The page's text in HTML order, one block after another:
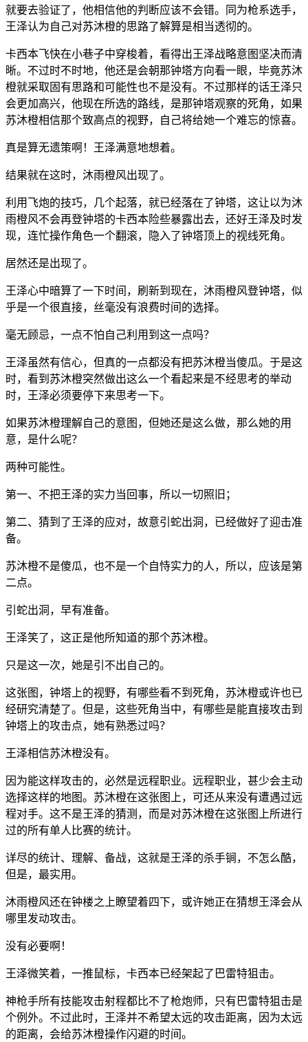
就要去验证了，他相信他的判断应该不会错。同为枪系选手，
王泽认为自己对苏沐橙的思路了解算是相当透彻的。
卡西本飞快在小巷子中穿梭着，看得出王泽战略意图坚决而清
晰。不过时不时地，他还是会朝那钟塔方向看一眼，毕竟苏沐
橙就采取固有思路和可能性也不是没有。不过那样的话王泽只
会更加高兴，他现在所选的路线，是那钟塔观察的死角，如果
苏沐橙相信那个致高点的视野，自己将给她一个难忘的惊喜。
真是算无遗策啊！王泽满意地想着。
结果就在这时，沐雨橙风出现了。
利用飞炮的技巧，几个起落，就已经落在了钟塔，这让以为沐
雨橙风不会再登钟塔的卡西本险些暴露出去，还好王泽及时发
现，连忙操作角色一个翻滚，隐入了钟塔顶上的视线死角。
居然还是出现了。
王泽心中暗算了一下时间，刷新到现在，沐雨橙风登钟塔，似
乎是一个很直接，丝毫没有浪费时间的选择。
毫无顾忌，一点不怕自己利用到这一点吗？
王泽虽然有信心，但真的一点都没有把苏沐橙当傻瓜。于是这
时，看到苏沐橙突然做出这么一个看起来是不经思考的举动
时，王泽必须要停下来思考一下。
如果苏沐橙理解自己的意图，但她还是这么做，那么她的用
意，是什么呢？
两种可能性。
第一、不把王泽的实力当回事，所以一切照旧；
第二、猜到了王泽的应对，故意引蛇出洞，已经做好了迎击准
备。
苏沐橙不是傻瓜，也不是一个自恃实力的人，所以，应该是第
二点。
引蛇出洞，早有准备。
王泽笑了，这正是他所知道的那个苏沐橙。
只是这一次，她是引不出自己的。
这张图，钟塔上的视野，有哪些看不到死角，苏沐橙或许也已
经研究清楚了。但是，这些死角当中，有哪些是能直接攻击到
钟塔上的攻击点，她有熟悉过吗？
王泽相信苏沐橙没有。
因为能这样攻击的，必然是远程职业。远程职业，甚少会主动
选择这样的地图。苏沐橙在这张图上，可还从来没有遭遇过远
程对手。这不是王泽的猜测，而是对苏沐橙在这张图上所进行
过的所有单人比赛的统计。
详尽的统计、理解、备战，这就是王泽的杀手锏，不怎么酷，
但是，最实用。
沐雨橙风还在钟楼之上瞭望着四下，或许她正在猜想王泽会从
哪里发动攻击。
没有必要啊！
王泽微笑着，一推鼠标，卡西本已经架起了巴雷特狙击。
神枪手所有技能攻击射程都比不了枪炮师，只有巴雷特狙击是
个例外。不过此时，王泽并不希望太远的攻击距离，因为太远
的距离，会给苏沐橙操作闪避的时间。